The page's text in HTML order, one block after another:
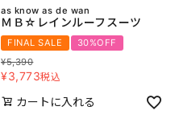
as know as de wan
ＭＢ☆レインルーフスーツ
FINAL SALE
30%OFF
¥5,390
¥3,773税込
カートに入れる